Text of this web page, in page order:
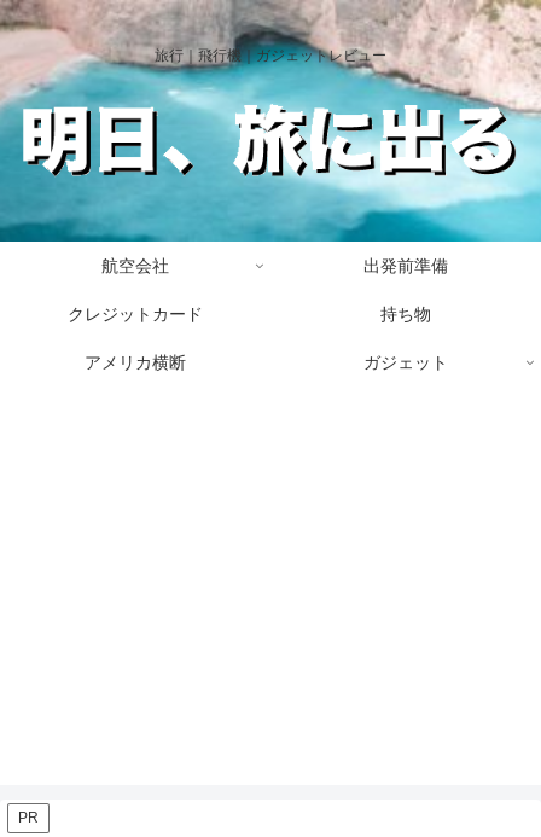
旅行｜飛行機｜ガジェットレビュー
航空会社 出発前準備
クレジットカード 持ち物
アメリカ横断 ガジェット
PR